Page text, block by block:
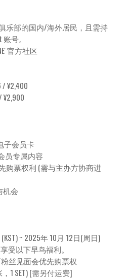
俱乐部的国内/海外居民，且需持
号。
官方社区
¥2,400
¥2,900
子会员卡
会员专属内容
购票权利 (需与主办方协商进
机会
~ 2025年 10月 12日(周日)
受以下早鸟福利。
丝见面会优先购票权
1 SET) [需另付运费]